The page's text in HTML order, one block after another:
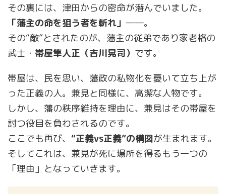
その裏には、津田からの密命が潜んでいました。
「藩主の命を狙う者を斬れ」 ――。
その“敵”とされたのが、藩主の従弟であり家老格の
武士・ 帯屋隼人正（吉川晃司） です。
帯屋は、民を思い、藩政の私物化を憂いて立ち上が
った正義の人。兼見と同様に、高潔な人物です。
しかし、藩の秩序維持を理由に、兼見はその帯屋を
討つ役目を負わされるのです。
ここでも再び、 “正義vs正義”の構図が生まれます。
そしてこれは、兼見が死に場所を得るもう一つの
「理由」となっていきます。